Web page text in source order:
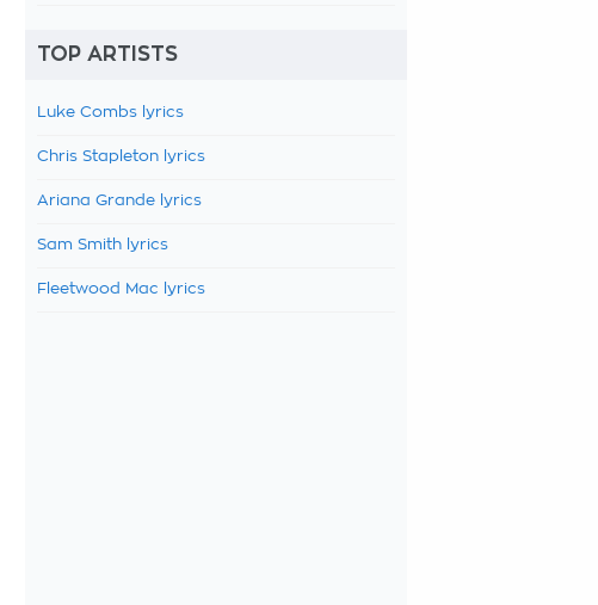
TOP ARTISTS
Luke Combs lyrics
Chris Stapleton lyrics
Ariana Grande lyrics
Sam Smith lyrics
Fleetwood Mac lyrics